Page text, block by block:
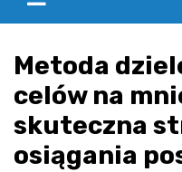
Metoda
celów na
skuteczna
osiągania